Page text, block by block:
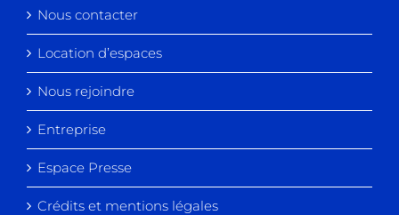
Nous contacter
Location d’espaces
Nous rejoindre
Entreprise
Espace Presse
Crédits et mentions légales